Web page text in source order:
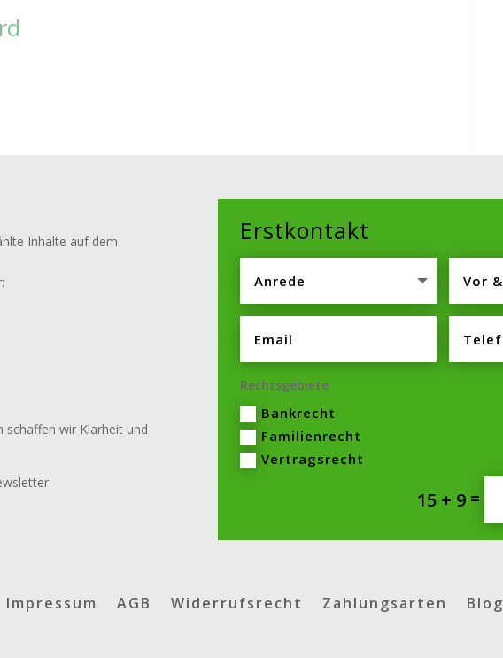
Inhalte auf dem
schaffen wir Klarheit und
Erstkontakt
Rechtsgebiete
Bankrecht
Familienrecht
Vertragsrecht
15 + 9=
Impressum AGB Widerrufsrecht Zahlungsarten Blog